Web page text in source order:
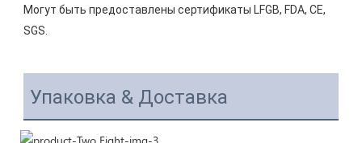
Могут быть предоставлены сертификаты LFGB, FDA, CE,
Упаковка & Доставка